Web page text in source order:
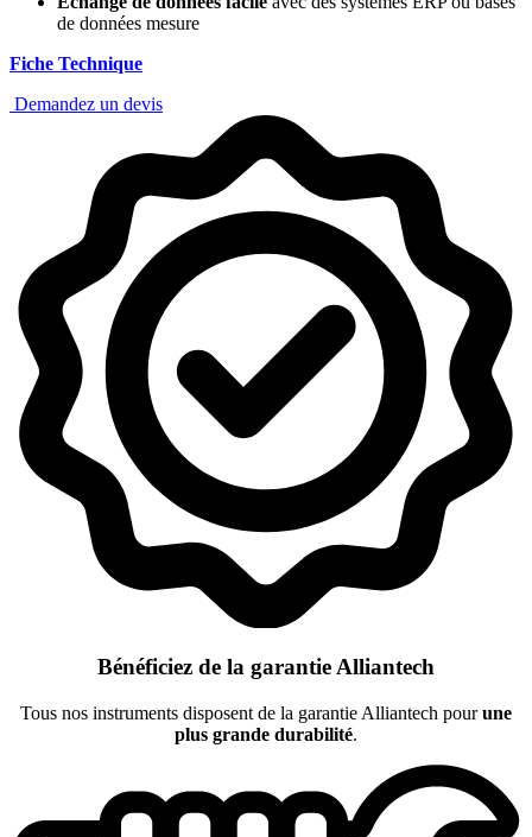
de données mesure
Fiche Technique
Demandez un devis
Bénéficiez de la garantie Alliantech
Tous nos instruments disposent de la garantie Alliantech pourune
plus grande durabilité.